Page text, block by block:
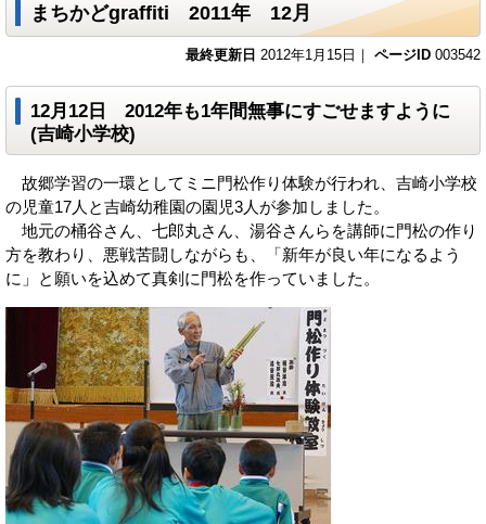
まちかどgraffiti 2011年 12月
最終更新日 2012年1月15日｜ ページID 003542
12月12日 2012年も1年間無事にすごせますように
(吉崎小学校)
故郷学習の一環としてミニ門松作り体験が行われ、吉崎小学校
の児童17人と吉崎幼稚園の園児3人が参加しました。
地元の桶谷さん、七郎丸さん、湯谷さんらを講師に門松の作り
方を教わり、悪戦苦闘しながらも、「新年が良い年になるよう
に」と願いを込めて真剣に門松を作っていました。